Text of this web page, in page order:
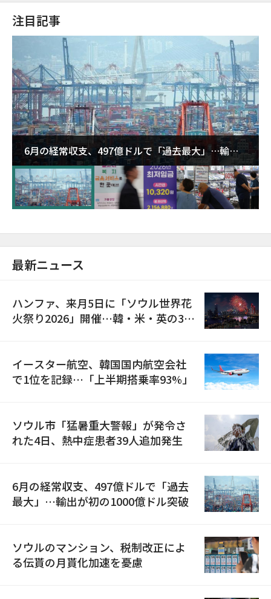
注目記事
6月の経常収支、497億ドルで「過去最大」…輸出
が初の1000億ドル突破
最新ニュース
ハンファ、来月5日に「ソウル世界花
火祭り2026」開催…韓・米・英の3カ
イースター航空、韓国国内航空会社
で1位を記録…「上半期搭乗率93%」
ソウル市「猛暑重大警報」が発令さ
れた4日、熱中症患者39人追加発生
6月の経常収支、497億ドルで「過去
最大」…輸出が初の1000億ドル突破
ソウルのマンション、税制改正によ
る伝貰の月貰化加速を憂慮